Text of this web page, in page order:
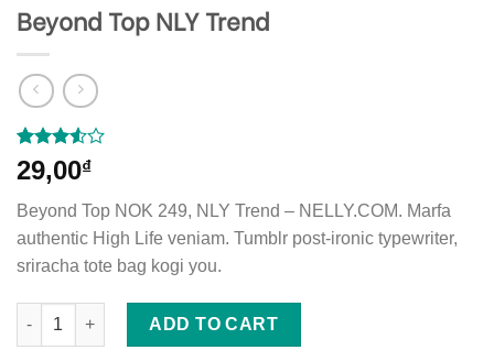
Beyond Top NLY Trend
Rated
3.50out
based
on
4
customer
ratings
29,00₫
Beyond Top NOK 249, NLY Trend – NELLY.COM. Marfa
authentic High Life veniam. Tumblr post-ironic typewriter,
sriracha tote bag kogi you.
Beyond Top NLY Trend quantity
ADD TO CART